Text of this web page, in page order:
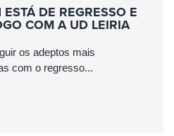
DE REGRESSO E
COM A UD LEIRIA
os adeptos mais
com o regresso...